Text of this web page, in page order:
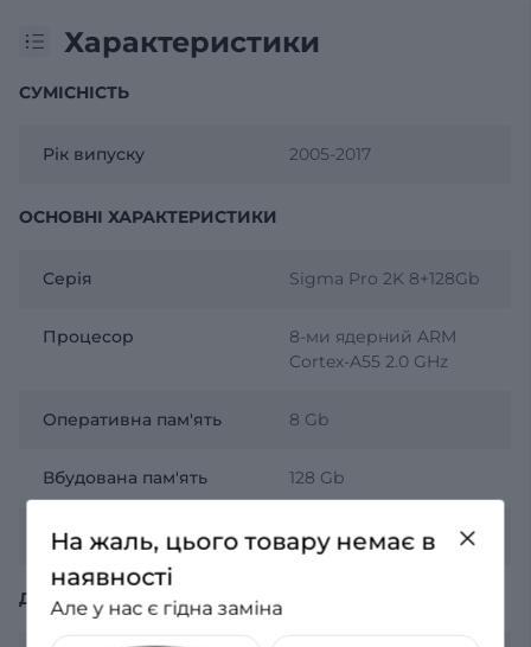
Характеристики
СУМІСНІСТЬ
Рік випуску 2005-2017
ОСНОВНІ ХАРАКТЕРИСТИКИ
Серія Sigma Pro 2K 8+128Gb
Процесор
8-ми ядерний ARM
Cortex-A55 2.0 GHz
Оперативна пам'ять 8 Gb
Вбудована пам'ять 128 Gb
Операційна система Android 12
ДИСПЛЕЙ
На жаль, цього товару немає в
наявності
Але у нас є гідна заміна